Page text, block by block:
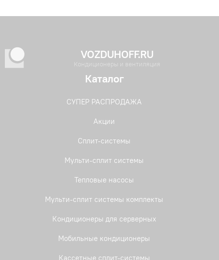
VOZDUHOFF.RU
Кондиционеры и вентиляция
Каталог
СУПЕР РАСПРОДАЖА
Акции
Сплит-системы
Мульти-сплит системы
Тепловые насосы
Мульти-сплит системы комплекты
Кондиционеры для серверных
Мобильные кондиционеры
Кассетные сплит-системы